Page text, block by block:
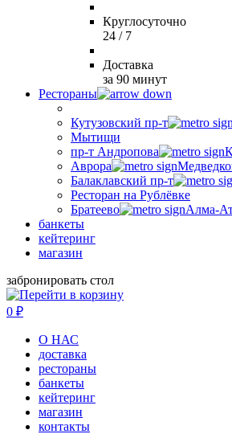
Круглосуточно
24 / 7
Доставка
за 90 минут
Рестораны
Кутузовский пр-т
Мытищи
пр-т Андропова
Аврора
Балаклавский пр-т
Ресторан на Рублёвке
Братеево
Алма-
банкеты
кейтеринг
магазин
забронировать стол
0 ₽
О НАС
доставка
рестораны
банкеты
кейтеринг
магазин
контакты